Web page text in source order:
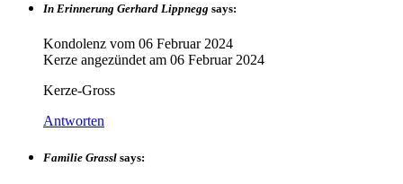
In Erinnerung Gerhard Lippnegg says:
Kondolenz vom 06 Februar 2024
Kerze angezündet am 06 Februar 2024
Kerze-Gross
Antworten
Familie Grassl says: